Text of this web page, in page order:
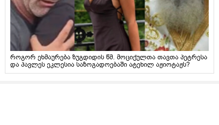
როგორ ეხმაურება ზუგდიდის წმ. მოციქულთა თავთა პეტრესა
და პავლეს ეკლესია საზოგადოებაში ატეხილ აჟიოტაჟს?